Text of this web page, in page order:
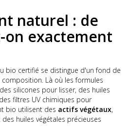
naturel : de
exactement
bio certifié se distingue d'un fond de
Là où les formules
silicones pour lisser, des huiles
filtres UV chimiques pour
bio utilisent des actifs végétaux,
huiles végétales précieuses